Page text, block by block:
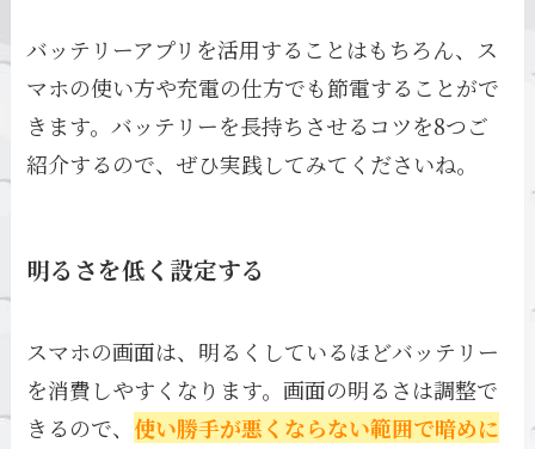
バッテリーアプリを活用することはもちろん、ス
マホの使い方や充電の仕方でも節電することがで
きます。バッテリーを長持ちさせるコツを8つご
紹介するので、ぜひ実践してみてくださいね。
明るさを低く設定する
スマホの画面は、明るくしているほどバッテリー
を消費しやすくなります。画面の明るさは調整で
きるので、 使い勝手が悪くならない範囲で暗めに